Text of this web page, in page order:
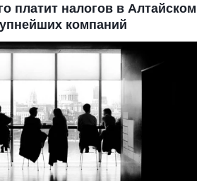
платит налогов в Алтайском
компаний